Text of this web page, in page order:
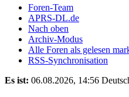
Foren-Team
APRS-DL.de
Nach oben
Archiv-Modus
Alle Foren als gelesen
RSS-Synchronisation
Es ist: 06.08.2026, 14:56